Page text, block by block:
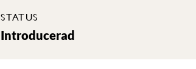
STATUS
Introducerad